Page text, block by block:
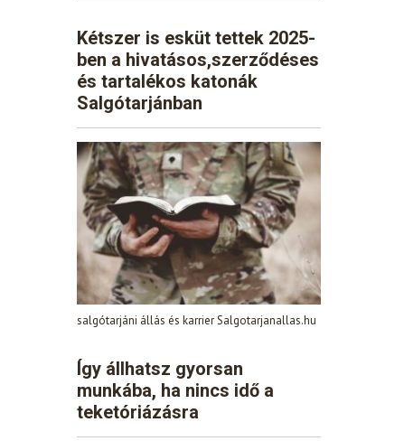
Kétszer is esküt tettek 2025-
ben a hivatásos,szerződéses
és tartalékos katonák
Salgótarjánban
salgótarjáni állás és karrier Salgotarjanallas.hu
Így állhatsz gyorsan
munkába, ha nincs idő a
teketóriázásra